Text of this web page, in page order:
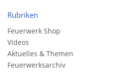
Rubriken
Feuerwerk Shop
Videos
Aktuelles & Themen
Feuerwerksarchiv